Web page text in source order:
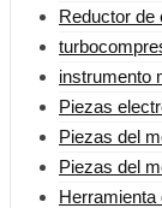
Reductor de
instrumento
Piezas
Piezas del
Piezas del